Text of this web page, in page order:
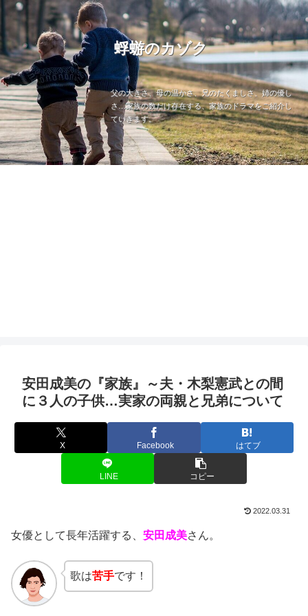
蜉蝣のカゾク
父の大きさ、母の温かさ、兄のたくましさ、姉の優し
さ…家族の数だけ存在する、家族のドラマをご紹介し
ていきます。
安田成美の『家族』～夫・木梨憲武との間
に３人の子供…実家の両親と兄弟について
X Facebook はてブ
LINE コピー
2022.03.31
女優として長年活躍する、 安田成美さん。
歌は苦手です！